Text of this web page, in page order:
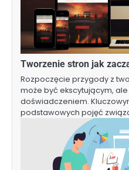
Tworzenie stron jak
Rozpoczęcie przygody z
może być ekscytującym,
doświadczeniem.
podstawowych pojęć